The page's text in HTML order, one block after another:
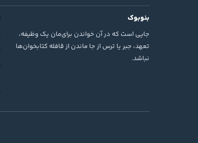
بنوبوک
جایی است که در آن خواندن برای‌مان یک وظیفه،
تعهد، جبر یا ترس از جا ماندن از قافله کتابخوان‌ها
نباشد.